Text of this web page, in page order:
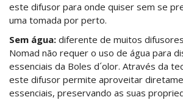
este difusor para onde quiser sem se
uma tomada por perto.
Sem água: diferente de muitos
Nomad não requer o uso de água para
essenciais da Boles d´olor. Através da
este difusor permite aproveitar
essenciais, preservando as suas